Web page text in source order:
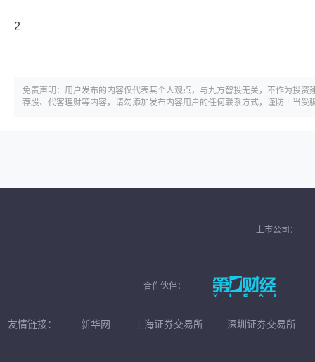
2
免责声明：用户发布的内容仅代表其个人观点，与九方智投无关，不作为投
荐股、代客理财等内容，请勿添加发布内容用户的任何联系方式，谨防上当受
上市公司：
合作伙伴：
友情链接： 新华网 上海证券交易所 深圳证券交易所